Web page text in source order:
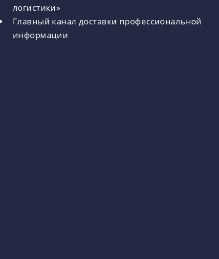
логистики»
Главный канал доставки профессиональной
информации